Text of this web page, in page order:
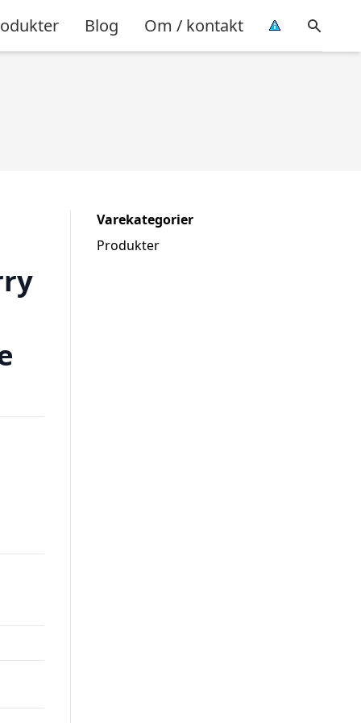
Blog Om / kontakt
Varekategorier
Produkter